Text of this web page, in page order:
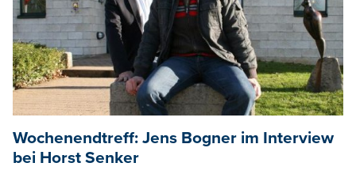
Wochenendtreff: Jens Bogner im Interview
bei Horst Senker